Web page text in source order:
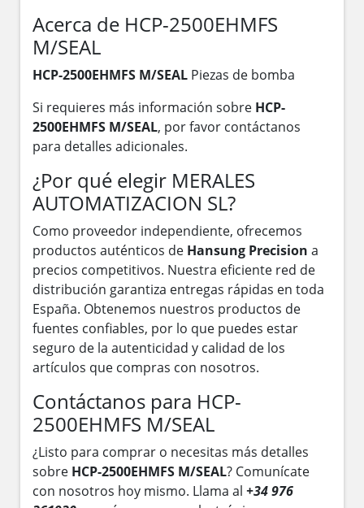
Acerca de HCP-2500EHMFS
M/SEAL
HCP-2500EHMFS M/SEAL Piezas de bomba
Si requieres más información sobre HCP-
2500EHMFS M/SEAL, por favor contáctanos
para detalles adicionales.
¿Por qué elegir MERALES
AUTOMATIZACION SL?
Como proveedor independiente, ofrecemos
productos auténticos de Hansung Precision a
precios competitivos. Nuestra eficiente red de
distribución garantiza entregas rápidas en toda
España. Obtenemos nuestros productos de
fuentes confiables, por lo que puedes estar
seguro de la autenticidad y calidad de los
artículos que compras con nosotros.
Contáctanos para HCP-
2500EHMFS M/SEAL
¿Listo para comprar o necesitas más detalles
sobre HCP-2500EHMFS M/SEAL? Comunícate
con nosotros hoy mismo. Llama al +34 976